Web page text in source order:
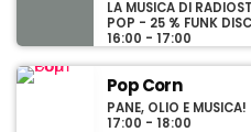
LA MUSICA DI
POP - 25 % FUNK
16:00 - 17:00
Pop Corn
PANE, OLIO E MUSICA!
17:00 - 18:00